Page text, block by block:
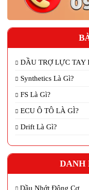
DẦU TRỢ LỰC TAY
Synthetics Là Gì?
FS Là Gì?
ECU Ô TÔ LÀ GÌ?
Drift Là Gì?
DANH
Dầu Nhớt Động Cơ